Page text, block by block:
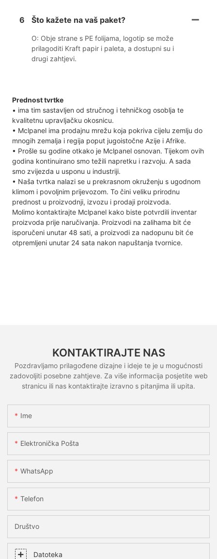
6 Što kažete na vaš paket?
O: Obje strane s PE folijama, logotip se može
prilagoditi Kraft papir i paleta, a dostupni su i
drugi zahtjevi.
Prednost tvrtke
• ima tim sastavljen od stručnog i tehničkog osoblja te
kvalitetnu upravljačku okosnicu.
• Mclpanel ima prodajnu mrežu koja pokriva cijelu zemlju do
mnogih zemalja i regija poput jugoistočne Azije i Afrike.
• Prošle su godine otkako je Mclpanel osnovan. Tijekom ovih
godina kontinuirano smo težili napretku i razvoju. A sada
smo zvijezda u usponu u industriji.
• Naša tvrtka nalazi se u prekrasnom okruženju s ugodnom
klimom i povoljnim prijevozom. To čini veliku prirodnu
prednost u proizvodnji, izvozu i prodaji proizvoda.
Molimo kontaktirajte Mclpanel kako biste potvrdili inventar
proizvoda prije naručivanja. Proizvodi na zalihama bit će
isporučeni unutar 48 sati, a proizvodi za nadopunu bit će
otpremljeni unutar 24 sata nakon napuštanja tvornice.
KONTAKTIRAJTE NAS
Pozdravljamo prilagođene dizajne i ideje te je u mogućnosti
zadovoljiti posebne zahtjeve. Za više informacija posjetite web
stranicu ili nas kontaktirajte izravno s pitanjima ili upita.
Ime
Elektronička Pošta
WhatsApp
Telefon
Društvo
Datoteka